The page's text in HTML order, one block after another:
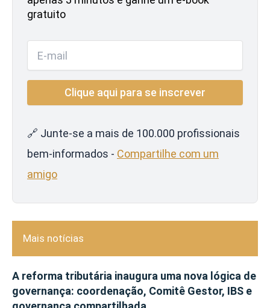
gratuito
🔗 Junte-se a mais de 100.000 profissionais
bem-informados - Compartilhe com um
amigo
Mais notícias
A reforma tributária inaugura uma nova lógica de
governança: coordenação, Comitê Gestor, IBS e